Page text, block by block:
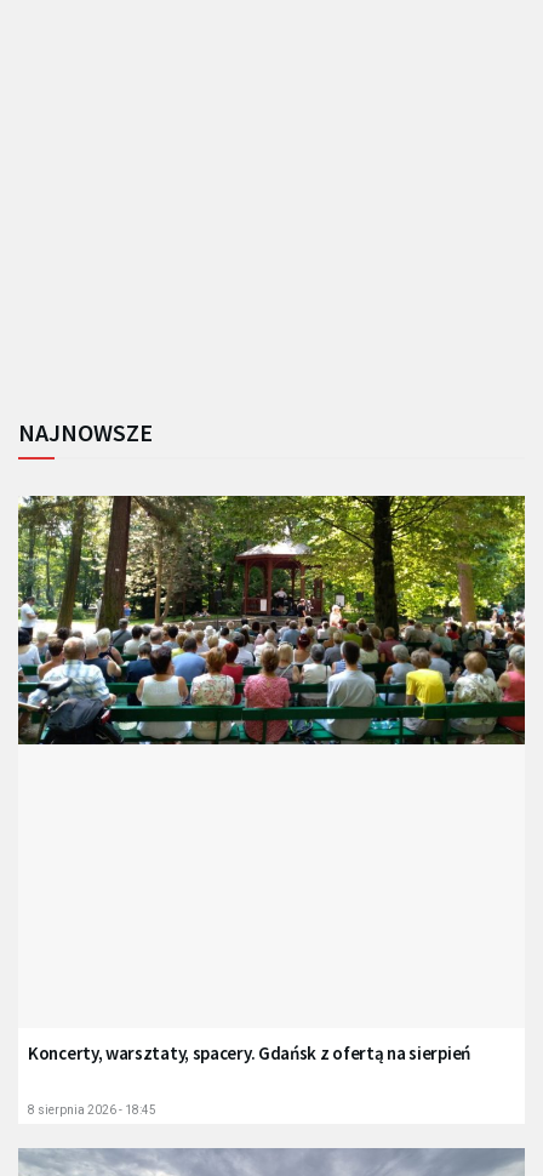
NAJNOWSZE
Koncerty, warsztaty, spacery. Gdańsk z ofertą na sierpień
8 sierpnia 2026 - 18:45